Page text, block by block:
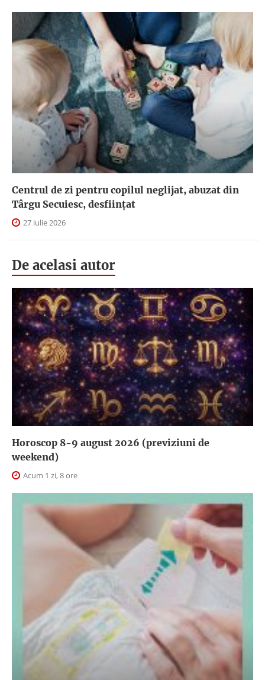
Centrul de zi pentru copilul neglijat, abuzat din
Târgu Secuiesc, desfiinţat
27 iulie 2026
De acelasi autor
Horoscop 8-9 august 2026 (previziuni de
weekend)
Acum 1 zi, 8 ore